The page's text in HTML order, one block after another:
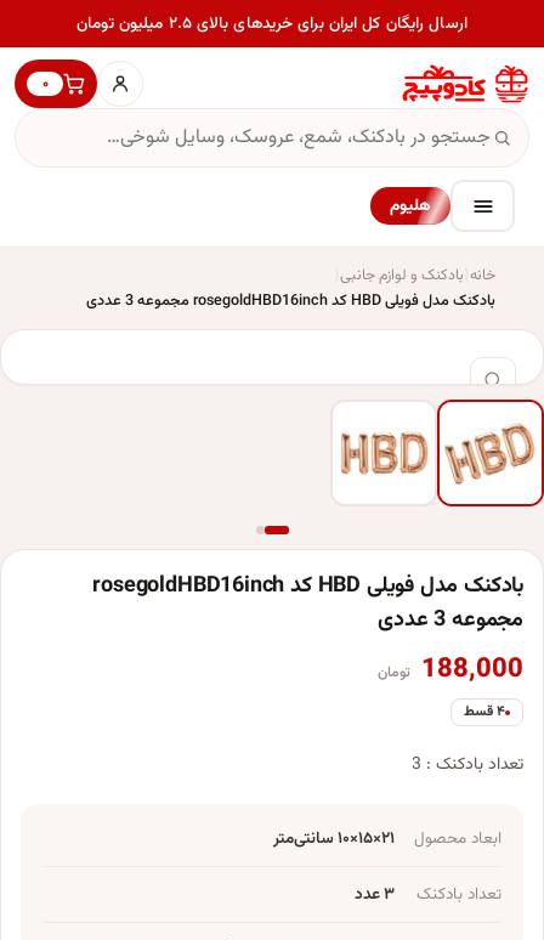
ارسال رایگان کل ایران برای خریدهای بالای ۲.۵ میلیون تومان
۰
هلیوم
خانه بادکنک و لوازم جانبی
بادکنک مدل فویلی HBD کد rosegoldHBD16inch مجموعه 3 عددی
بادکنک مدل فویلی HBD کد rosegoldHBD16inch
مجموعه 3 عددی
188,000 تومان
۴ قسط
تعداد بادکنک : 3
ابعاد محصول ۲۱×۱۵×۱۰ سانتی‌متر
تعداد بادکنک ۳ عدد